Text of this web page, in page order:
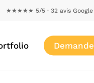
★★★★★ 5/5 · 32 avis Google